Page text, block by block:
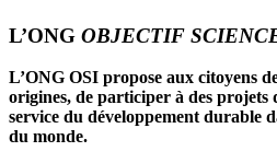
L’ONG OBJECTIF
L’ONG OSI propose aux citoyens
origines, de participer à des projets
service du développement durable
du monde.